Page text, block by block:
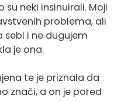
neki insinuirali. Moji
problema, ali
sebi i ne dugujem
je ona.
te je priznala da
znači, a on je pored